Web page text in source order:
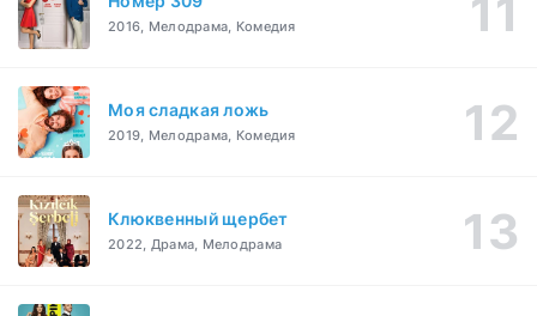
2016, Мелодрама, Комедия
Моя сладкая ложь
2019, Мелодрама, Комедия
Клюквенный щербет
2022, Драма, Мелодрама